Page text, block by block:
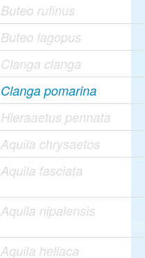
Buteo rufinus
Buteo lagopus
Clanga clanga
Clanga pomarina
Hieraaetus pennata
Aquila chrysaetos
Aquila fasciata
Aquila nipalensis
Aquila heliaca